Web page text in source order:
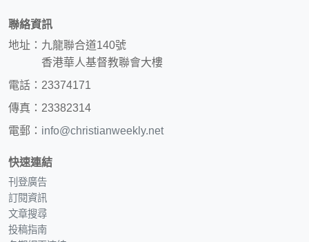
聯絡資訊
地址：九龍聯合道140號
香港華人基督教聯會大樓
電話：23374171
傳真：23382314
電郵： info@christianweekly.net
快速連結
刊登廣告
訂閱資訊
文章搜尋
投稿指南